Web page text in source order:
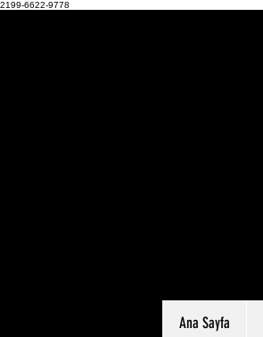
2199-6622-9778
Ana Sayfa